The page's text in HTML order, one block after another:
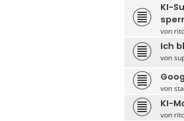
KI-
von
Ich
von
von
KI-
von